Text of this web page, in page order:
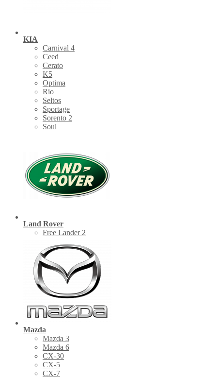
KIA
Carnival 4
Ceed
Cerato
K5
Optima
Rio
Seltos
Sportage
Sorento 2
Soul
Land Rover
Free Lander 2
Mazda
Mazda 3
Mazda 6
CX-30
СХ-5
CX-7